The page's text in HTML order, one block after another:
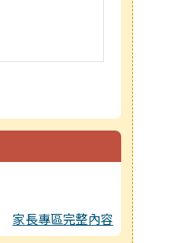
家長專區完整內容